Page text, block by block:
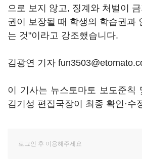
으로 보지 않고, 징계와 처벌이
권이 보장될 때 학생의 학습권과
는 것"이라고 강조했습니다.
김광연 기자
이 기사는 뉴스토마토 보도준칙
김기성 편집국장이 최종 확인·수